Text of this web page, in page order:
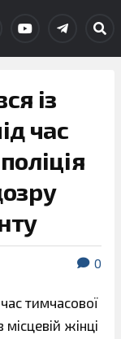
із
час
0
тимчасової
жінці